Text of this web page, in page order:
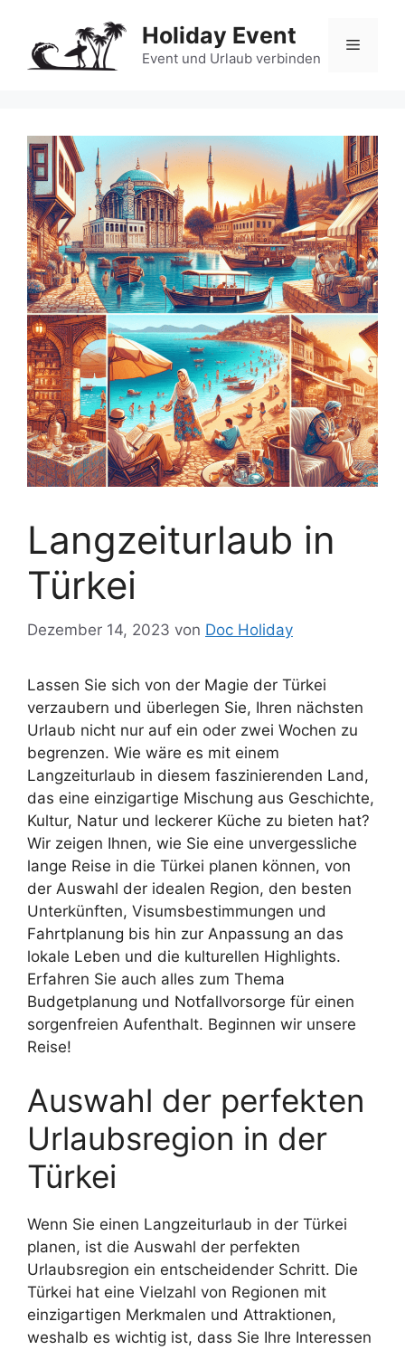
springen
Holiday Event
Event und Urlaub verbinden
Menü
Langzeiturlaub in
Türkei
Dezember 14, 2023 von Doc Holiday
Lassen Sie sich von der Magie der Türkei
verzaubern und überlegen Sie, Ihren nächsten
Urlaub nicht nur auf ein oder zwei Wochen zu
begrenzen. Wie wäre es mit einem
Langzeiturlaub in diesem faszinierenden Land,
das eine einzigartige Mischung aus Geschichte,
Kultur, Natur und leckerer Küche zu bieten hat?
Wir zeigen Ihnen, wie Sie eine unvergessliche
lange Reise in die Türkei planen können, von
der Auswahl der idealen Region, den besten
Unterkünften, Visumsbestimmungen und
Fahrtplanung bis hin zur Anpassung an das
lokale Leben und die kulturellen Highlights.
Erfahren Sie auch alles zum Thema
Budgetplanung und Notfallvorsorge für einen
sorgenfreien Aufenthalt. Beginnen wir unsere
Reise!
Auswahl der perfekten
Urlaubsregion in der
Türkei
Wenn Sie einen Langzeiturlaub in der Türkei
planen, ist die Auswahl der perfekten
Urlaubsregion ein entscheidender Schritt. Die
Türkei hat eine Vielzahl von Regionen mit
einzigartigen Merkmalen und Attraktionen,
weshalb es wichtig ist, dass Sie Ihre Interessen